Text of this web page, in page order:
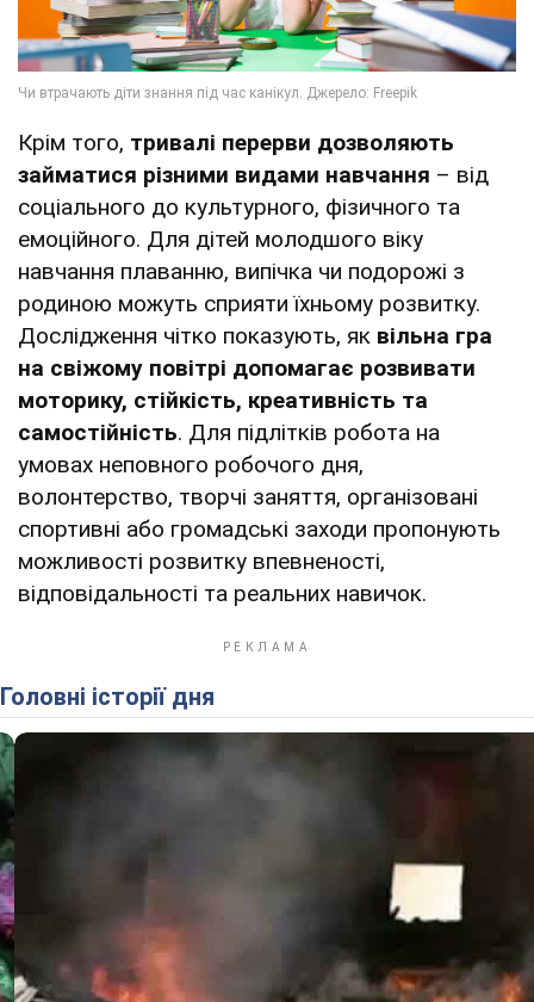
Крім того, тривалі перерви дозволяють
займатися різними видами навчання – від
соціального до культурного, фізичного та
емоційного. Для дітей молодшого віку
навчання плаванню, випічка чи подорожі з
родиною можуть сприяти їхньому розвитку.
Дослідження чітко показують, як вільна гра
на свіжому повітрі допомагає розвивати
моторику, стійкість, креативність та
самостійність. Для підлітків робота на
умовах неповного робочого дня,
волонтерство, творчі заняття, організовані
спортивні або громадські заходи пропонують
можливості розвитку впевненості,
відповідальності та реальних навичок.
Головні історії дня